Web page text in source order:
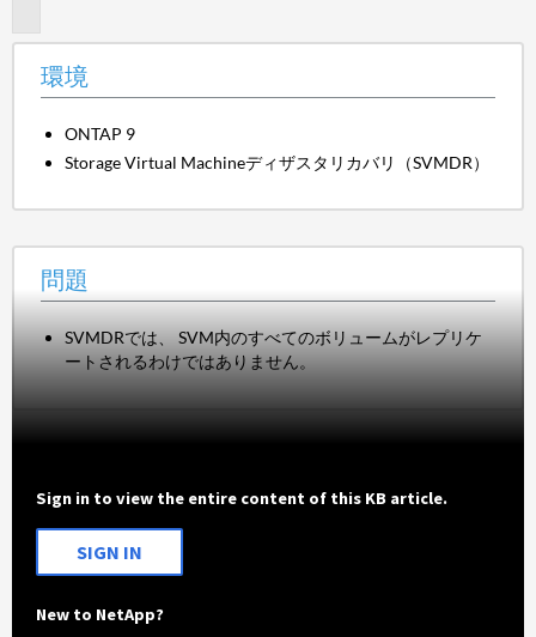
環境
ONTAP 9
Storage Virtual Machineディザスタリカバリ（SVMDR）
問題
SVMDRでは、 SVM内のすべてのボリュームがレプリケ
ートされるわけではありません。
Sign in to view the entire content of this KB article.
SIGN IN
New to NetApp?